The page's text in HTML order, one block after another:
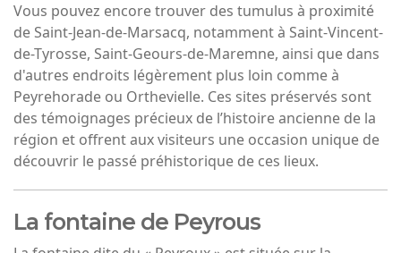
Vous pouvez encore trouver des tumulus à proximité
de Saint-Jean-de-Marsacq, notamment à Saint-Vincent-
de-Tyrosse, Saint-Geours-de-Maremne, ainsi que dans
d'autres endroits légèrement plus loin comme à
Peyrehorade ou Orthevielle. Ces sites préservés sont
des témoignages précieux de l’histoire ancienne de la
région et offrent aux visiteurs une occasion unique de
découvrir le passé préhistorique de ces lieux.
La fontaine de Peyrous